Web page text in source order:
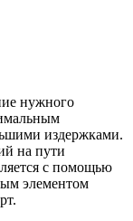
нужного
издержками.
на пути
с помощью
элементом